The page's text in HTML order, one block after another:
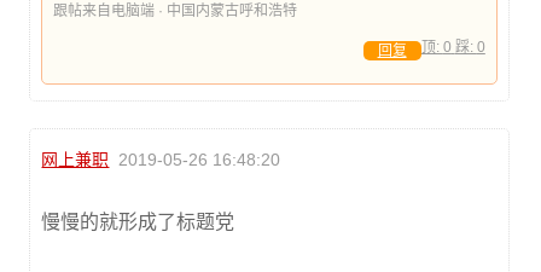
跟帖来自电脑端 · 中国内蒙古呼和浩特
顶: 0 踩: 0
回复
网上兼职 2019-05-26 16:48:20
慢慢的就形成了标题党